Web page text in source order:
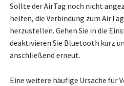
Sollte der AirTag noch nicht
helfen, die Verbindung zum
herzustellen. Gehen Sie in die
deaktivieren Sie Bluetooth kurz
anschließend erneut.
Eine weitere häufige Ursache für